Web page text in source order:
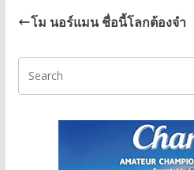
b
o
k
e
g
er
y
n
k
โม นอร์แมน ชื่อนี้โลกต้องจำ